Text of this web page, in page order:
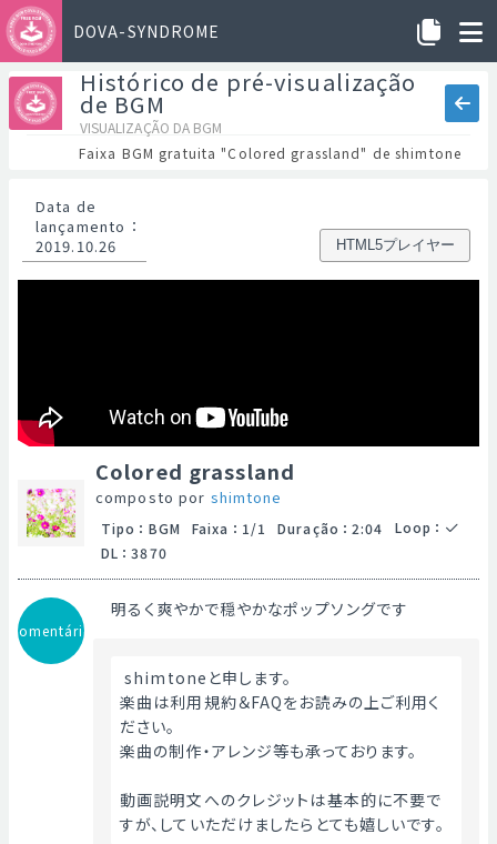
DOVA-SYNDROME
Histórico de pré-visualização
de BGM
VISUALIZAÇÃO DA BGM
Faixa BGM gratuita "Colored grassland" de shimtone
Data de
lançamento ：
2019.10.26
HTML5プレイヤー
Colored grassland
composto por shimtone
Tipo ： BGM Faixa ： 1/1 Duração ： 2:04 Loop ：
DL ： 3870
Comentário
明るく爽やかで穏やかなポップソングです
shimtoneと申します。
楽曲は利用規約＆FAQをお読みの上ご利用く
ださい。
楽曲の制作・アレンジ等も承っております。
動画説明文へのクレジットは基本的に不要で
すが、していただけましたらとても嬉しいです。